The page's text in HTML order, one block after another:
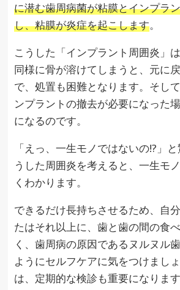
に潜む歯周病菌が粘膜とインプラ
し、粘膜が炎症を起こします。
こうした「インプラント周囲炎」
同様に骨が溶けてしまうと、元に
で、処置も困難となります。そし
ンプラントの撤去が必要になった
になるのです。
「えっ、一生モノではないの!?」
うした周囲炎を考えると、一生モ
くわかります。
できるだけ長持ちさせるため、自
たはそれ以上に、歯と歯の間の食
く、歯周病の原因であるヌルヌル
ようにセルフケアに気をつけまし
は、定期的な検診も重要になります